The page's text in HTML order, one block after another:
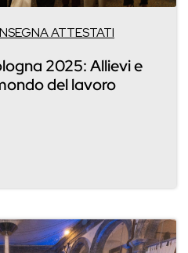
ATTESTATI
2025: Allievi e
del lavoro